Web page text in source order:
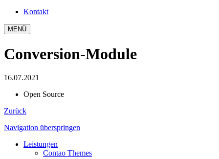
Kontakt
MENÜ
Conversion-Module
16.07.2021
Open Source
Zurück
Navigation überspringen
Leistungen
Contao Themes